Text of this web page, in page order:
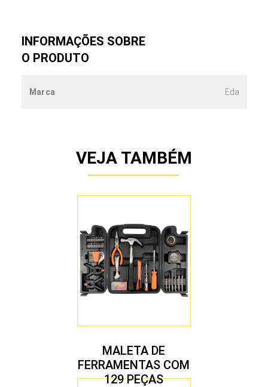
INFORMAÇÕES SOBRE
O PRODUTO
Marca Eda
VEJA TAMBÉM
MALETA DE
FERRAMENTAS COM
129 PEÇAS